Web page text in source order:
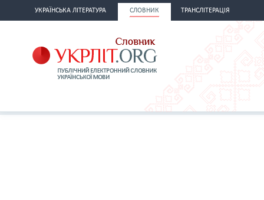
УКРАЇНСЬКА ЛІТЕРАТУРА СЛОВНИК ТРАНСЛІТЕРАЦІЯ